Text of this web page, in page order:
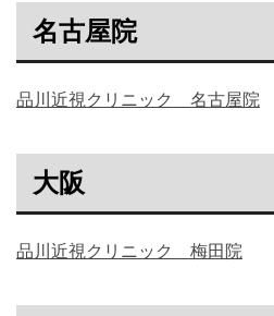
名古屋院
品川近視クリニック 名古屋院
大阪
品川近視クリニック 梅田院